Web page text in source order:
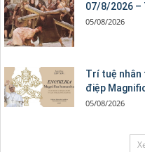
07/8/2026 –
05/08/2026
Trí tuệ nhân
điệp
05/08/2026